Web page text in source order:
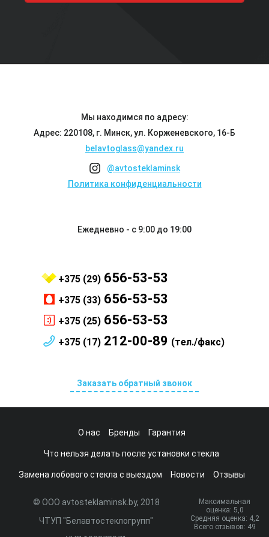
Мы находимся по адресу:
Адрес: 220108, г. Минск, ул. Корженевского, 16-Б
belavtoglass@yandex.ru
@avtosteklaminsk
Политика конфиденциальности
Ежедневно - с 9:00 до 19:00
+375 (29) 656-53-53
+375 (33) 656-53-53
+375 (25) 656-53-53
+375 (17) 212-00-89 (тел./факс)
Заказать обратный звонок
О нас Бренды Гарантия
Что нельзя делать после установки стекла
Замена лобового стекла с выездом Новости Отзывы
© ООО avtosteklaminsk.by, 2018
ЧТУП "Белавтостеклогрупп"
Максимальная
оценка: 5,0
Средняя оценка: 4,2
Всего отзывов: 49